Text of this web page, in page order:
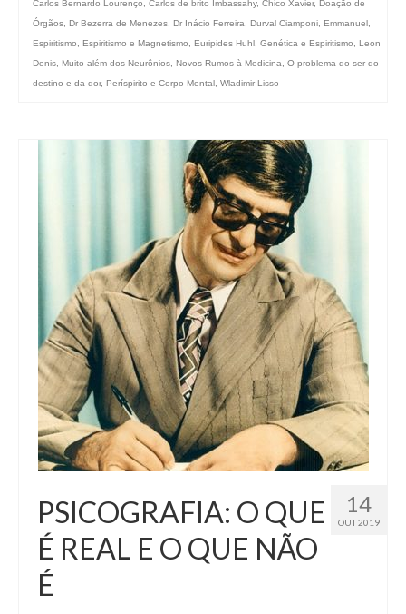
Carlos Bernardo Lourenço
Carlos de brito Imbassahy, Chico Xavier, Doação de
Órgãos Dr Bezerra de Menezes Dr Inácio Ferreira Durval Ciamponi Emmanuel
Espiritismo
Espiritismo e Magnetismo Euripides Huhl Genética e Espiritismo
Leon
Denis Muito além dos Neurônios Novos Rumos à Medicina
O problema do ser do
destino e da dor, Períspirito e Corpo Mental Wladimir Lisso
14
OUT 2019
PSICOGRAFIA: O QUE
É REAL E O QUE NÃO
É